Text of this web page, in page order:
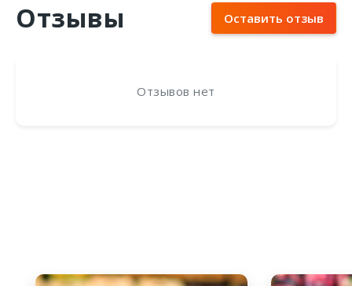
Отзывы Оставить отзыв
Отзывов нет